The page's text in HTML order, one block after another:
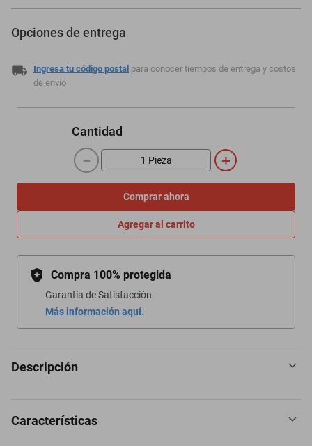
Opciones de entrega
Ingresa tu código postal para conocer tiempos de entrega y costos
de envío
Cantidad
＋
－
Comprar ahora
Agregar al carrito
Compra 100% protegida
Garantía de Satisfacción
Más información aquí.
Descripción
Lee alcanza al Equipo 7, retando a Sasuke a un combate, ya que
Características